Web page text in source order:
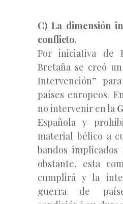
C) La dimensión
conflicto.
Por iniciativa de
Bretaña se creó
Intervención”
países europeos.
no intervenir en la
Española y
material bélico a
bandos
obstante, esta
cumplirá y la
guerra de